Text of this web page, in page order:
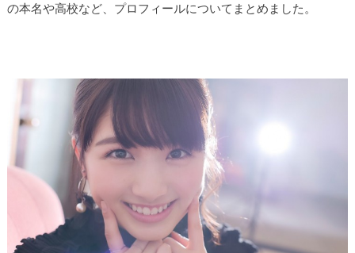
の本名や高校など、プロフィールについてまとめました。